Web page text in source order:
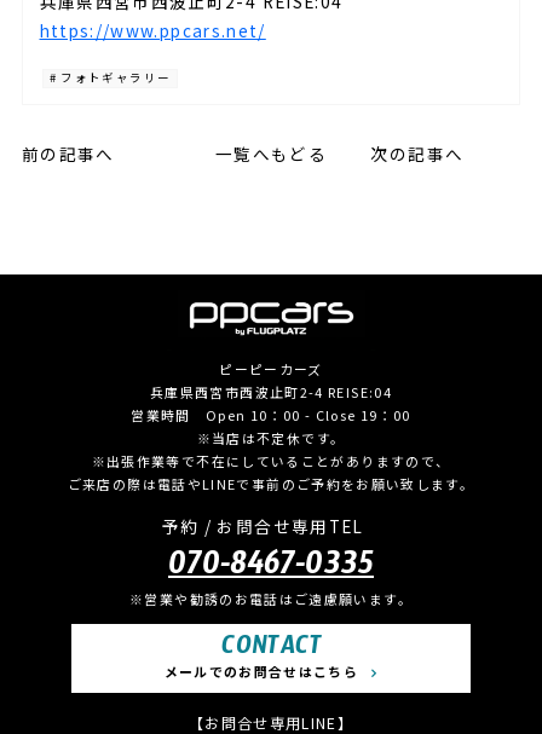
https://www.ppcars.net/
# フォトギャラリー
前の記事へ 次の記事へ
一覧へもどる
ピーピーカーズ
兵庫県西宮市西波止町2-4 REISE:04
営業時間 Open 10：00 - Close 19：00
※当店は不定休です。
※出張作業等で不在にしていることがありますので、
ご来店の際は電話やLINEで事前のご予約をお願い致します。
予約 / お問合せ専用TEL
070-8467-0335
※営業や勧誘のお電話はご遠慮願います。
CONTACT
メールでのお問合せはこちら
【お問合せ専用LINE】